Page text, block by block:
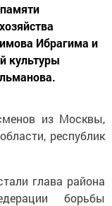
Ибрагима и
культуры
из Москвы,
республик
глава района
борьбы